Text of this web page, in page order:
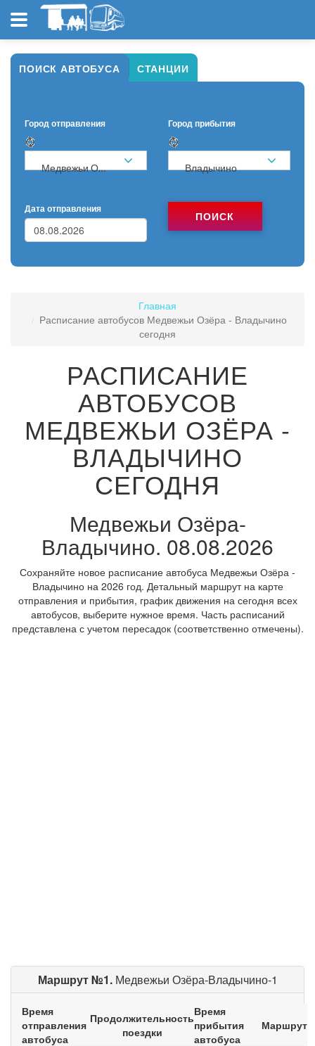
ПОИСК АВТОБУСА СТАНЦИИ
Город отправления
Медвежьи Озёра
Город прибытия
Владычино
Дата отправления
ПОИСК
Главная
Расписание автобусов Медвежьи Озёра - Владычино
сегодня
РАСПИСАНИЕ
АВТОБУСОВ
МЕДВЕЖЬИ ОЗЁРА -
ВЛАДЫЧИНО
СЕГОДНЯ
Медвежьи Озёра-
Владычино. 08.08.2026
Сохраняйте новое расписание автобуса Медвежьи Озёра -
Владычино на 2026 год. Детальный маршрут на карте
отправления и прибытия, график движения на сегодня всех
автобусов, выберите нужное время. Часть расписаний
представлена с учетом пересадок (соответственно отмечены).
Маршрут №1. Медвежьи Озёра-Владычино-1
Время
отправления
автобуса
Продолжительность
поездки
Время
прибытия
автобуса
Маршрут